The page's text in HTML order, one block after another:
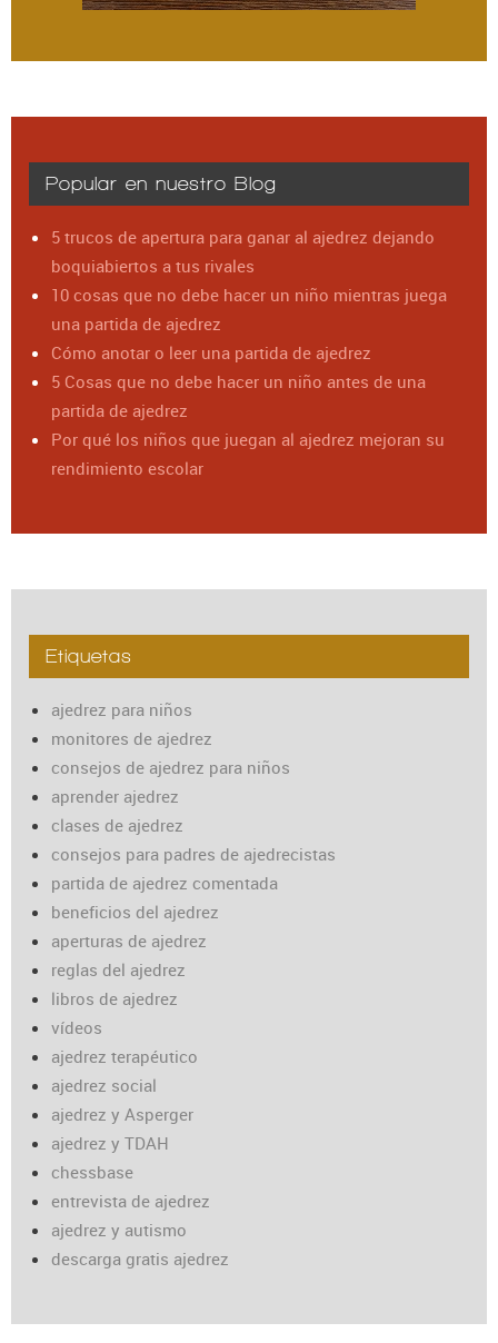
Popular en nuestro Blog
5 trucos de apertura para ganar al ajedrez dejando
boquiabiertos a tus rivales
10 cosas que no debe hacer un niño mientras juega
una partida de ajedrez
Cómo anotar o leer una partida de ajedrez
5 Cosas que no debe hacer un niño antes de una
partida de ajedrez
Por qué los niños que juegan al ajedrez mejoran su
rendimiento escolar
Etiquetas
ajedrez para niños
monitores de ajedrez
consejos de ajedrez para niños
aprender ajedrez
clases de ajedrez
consejos para padres de ajedrecistas
partida de ajedrez comentada
beneficios del ajedrez
aperturas de ajedrez
reglas del ajedrez
libros de ajedrez
vídeos
ajedrez terapéutico
ajedrez social
ajedrez y Asperger
ajedrez y TDAH
chessbase
entrevista de ajedrez
ajedrez y autismo
descarga gratis ajedrez